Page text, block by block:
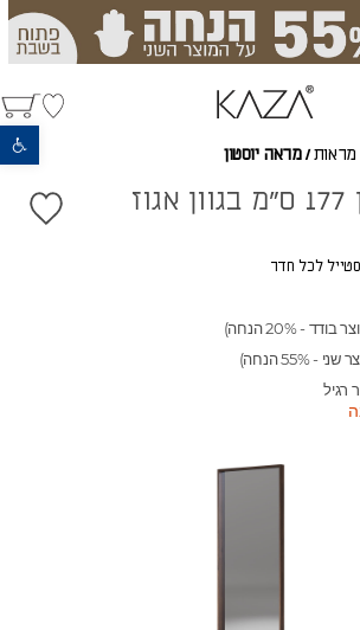
פתח סרגל נגישות
מראות/ מראה יוסטון
מראה יוסטון 177 ס"מ בגוון אגוז
לכל חדר
בודד - 20% הנחה)
- 55% הנחה)
רגיל